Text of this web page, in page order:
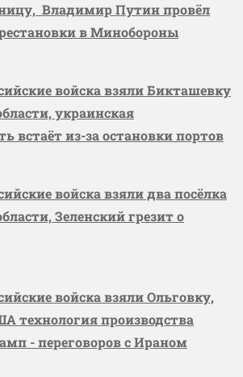
Владимир Путин провёл
в Минобороны
войска взяли Бикташевку
украинская
встаёт из-за остановки портов
войска взяли два посёлка
Зеленский грезит о
войска взяли Ольговку,
технология производства
- переговоров с Ираном